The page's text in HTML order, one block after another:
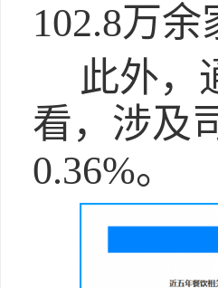
102.8万
此外，
看，涉及
0.36%。